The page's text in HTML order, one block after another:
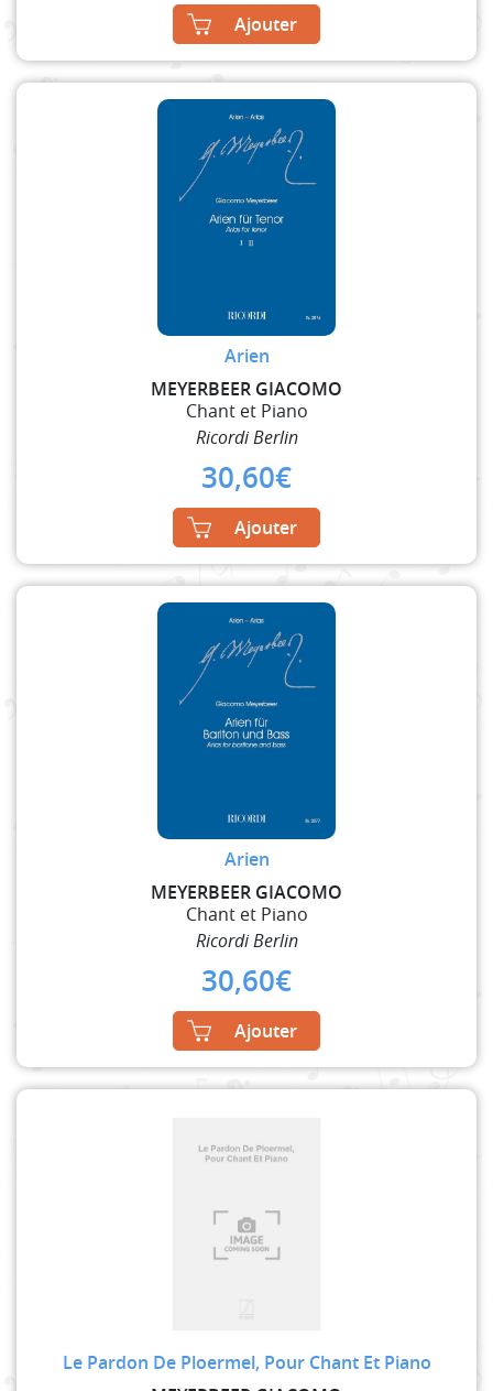
Ajouter
Arien
MEYERBEER GIACOMO
Chant et Piano
Ricordi Berlin
30,60€
Ajouter
Arien
MEYERBEER GIACOMO
Chant et Piano
Ricordi Berlin
30,60€
Ajouter
Le Pardon De Ploermel, Pour Chant Et Piano